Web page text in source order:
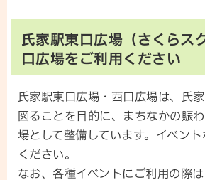
氏家駅東口広場（さくらス
口広場をご利用ください
氏家駅東口広場・西口広場は、氏
図ることを目的に、まちなかの賑
場として整備しています。イベン
ください。
なお、各種イベントにご利用の際